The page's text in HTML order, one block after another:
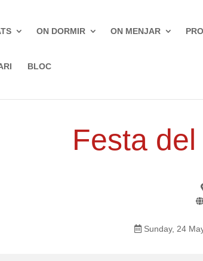
ON DORMIR ON MENJAR
BLOC
Festa
Sunday, 24